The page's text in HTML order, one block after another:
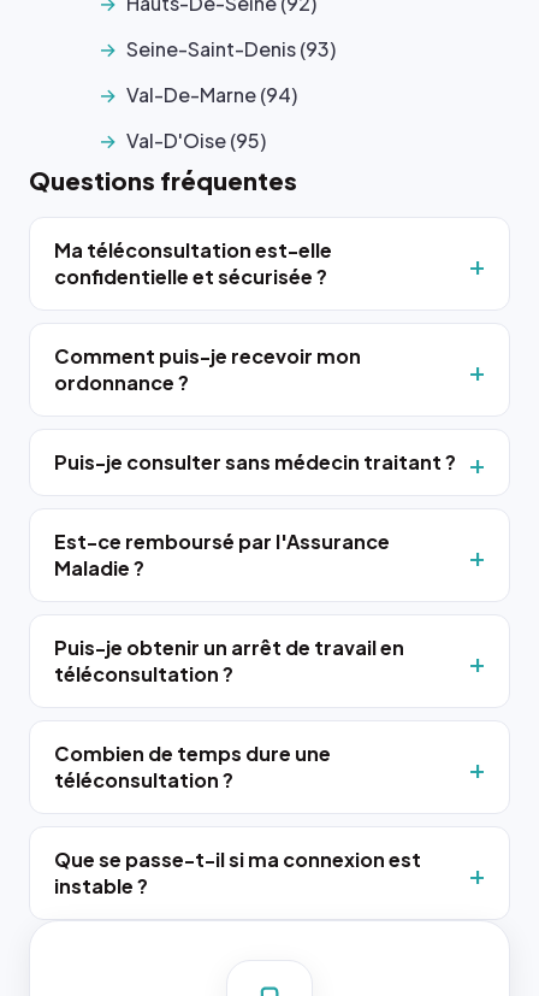
Seine-Saint-Denis (93)
Val-De-Marne (94)
Val-D'Oise (95)
Questions fréquentes
Ma téléconsultation est-elle
confidentielle et sécurisée ?
Comment puis-je recevoir mon
ordonnance ?
Puis-je consulter sans médecin traitant ?
Est-ce remboursé par l'Assurance
Maladie ?
Puis-je obtenir un arrêt de travail en
téléconsultation ?
Combien de temps dure une
téléconsultation ?
Que se passe-t-il si ma connexion est
instable ?